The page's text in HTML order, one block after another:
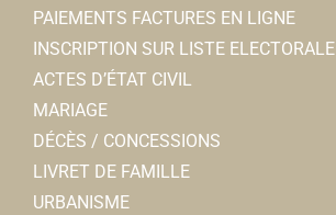
PAIEMENTS FACTURES EN LIGNE
INSCRIPTION SUR LISTE ELECTORALE
ACTES D’ÉTAT CIVIL
MARIAGE
DÉCÈS / CONCESSIONS
LIVRET DE FAMILLE
URBANISME